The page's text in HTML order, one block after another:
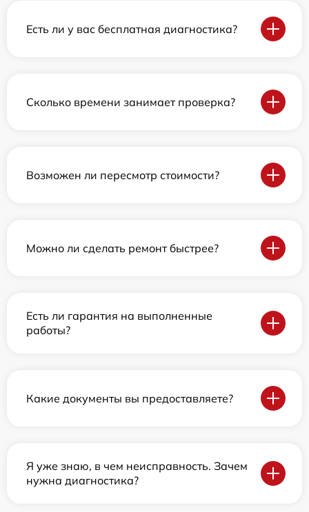
Есть ли у вас бесплатная диагностика?
Сколько времени занимает проверка?
Возможен ли пересмотр стоимости?
Можно ли сделать ремонт быстрее?
Есть ли гарантия на выполненные
работы?
Какие документы вы предоставляете?
Я уже знаю, в чем неисправность. Зачем
нужна диагностика?